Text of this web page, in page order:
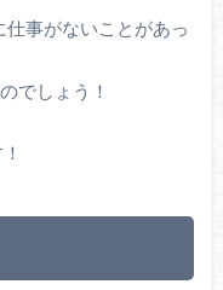
事がないことがあっ
でしょう！